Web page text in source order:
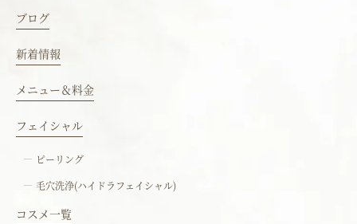
ブログ
新着情報
メニュー＆料金
フェイシャル
ピーリング
毛穴洗浄(ハイドラフェイシャル)
コスメ一覧